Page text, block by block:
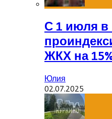
С 1 июля в
ЖКХ на
Юлия
02.07.2025